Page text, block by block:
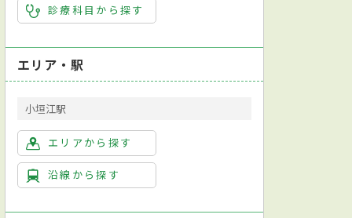
診療科目から探す
エリア・駅
小垣江駅
エリアから探す
沿線から探す